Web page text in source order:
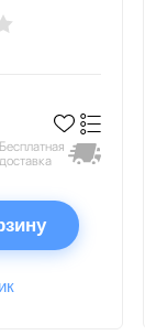
Бесплатная
доставка